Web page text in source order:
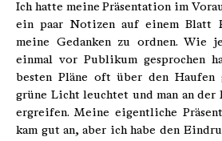
Ich hatte meine Präsentation im
ein paar Notizen auf einem Blatt
meine Gedanken zu ordnen. Wie
einmal vor Publikum gesprochen
besten Pläne oft über den Haufen
grüne Licht leuchtet und man an der
ergreifen. Meine eigentliche
kam gut an, aber ich habe den